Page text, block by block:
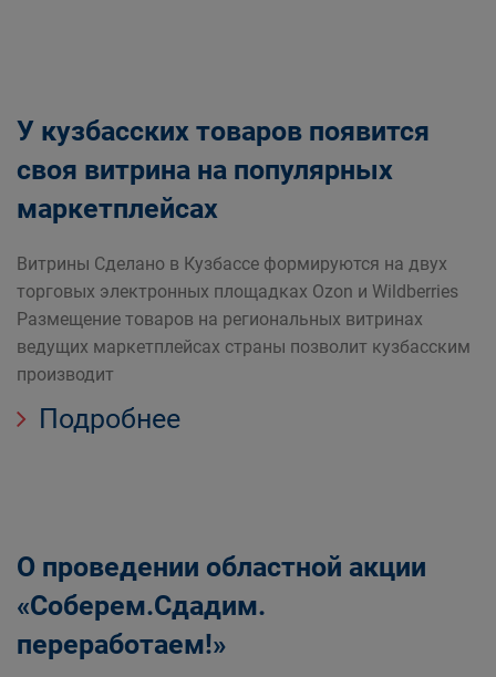
У кузбасских товаров появится
своя витрина на популярных
маркетплейсах
Витрины Сделано в Кузбассе формируются на двух
торговых электронных площадках Ozon и Wildberries
Размещение товаров на региональных витринах
ведущих маркетплейсах страны позволит кузбасским
производит
Подробнее
О проведении областной акции
«Соберем.Сдадим.
переработаем!»